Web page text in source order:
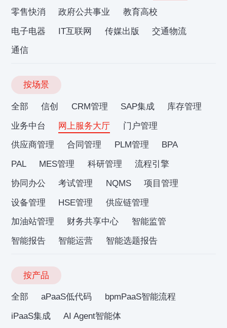
零售快消
政府公共事业
教育高校
电子电器
IT互联网 传媒出版
交通物流
通信
按场景
全部 信创 CRM管理 SAP集成
库存管理
业务中台
网上服务大厅
门户管理
供应商管理
合同管理 PLM管理
BPA
PAL
MES管理 科研管理
流程引擎
协同办公
考试管理 NQMS
项目管理
设备管理
HSE管理
供应链管理
加油站管理
财务共享中心
智能监管
智能报告
智能运营 智能选题报告
按产品
全部 aPaaS低代码
bpmPaaS智能流程
iPaaS集成
AI Agent智能体